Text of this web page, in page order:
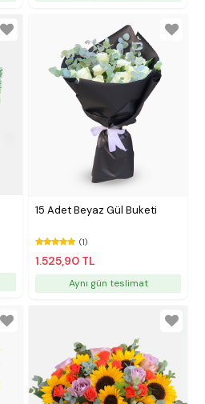
15 Adet Beyaz Gül Buketi
(1)
1.525,90 TL
Aynı gün teslimat